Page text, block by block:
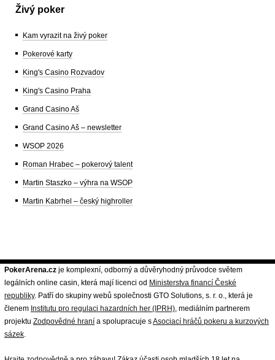
Živý poker
Kam vyrazit na živý poker
Pokerové karty
King's Casino Rozvadov
King's Casino Praha
Grand Casino Aš
Grand Casino Aš – newsletter
WSOP 2026
Roman Hrabec – pokerový talent
Martin Staszko – výhra na WSOP
Martin Kabrhel – český highroller
PokerArena.cz je komplexní, odborný a důvěryhodný průvodce světem
legálních online casin, která mají licenci od Ministerstva financí České
republiky. Patří do skupiny webů společnosti GTO Solutions, s. r. o., která je
členem Institutu pro regulaci hazardních her (IPRH), mediálním partnerem
projektu Zodpovědné hraní a spolupracuje sAsociací hráčů pokeru a kurzových
sázek.